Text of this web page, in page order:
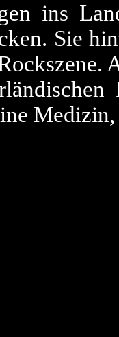
ins
Sie